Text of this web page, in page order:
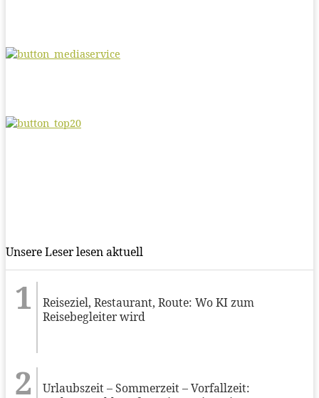
Unsere Leser lesen aktuell
Reiseziel, Restaurant, Route: Wo KI zum
Reisebegleiter wird
Urlaubszeit – Sommerzeit – Vorfallzeit: